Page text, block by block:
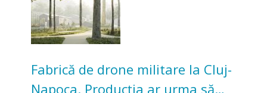
Fabrică de drone militare la Cluj-
Napoca. Producția ar urma să